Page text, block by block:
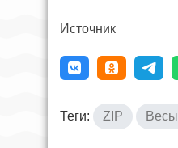
Источник
Теги: ZIP Весы